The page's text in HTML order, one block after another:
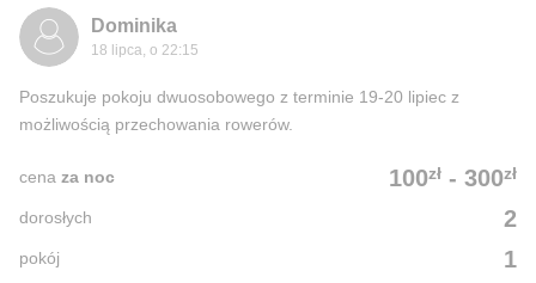
Dominika
18 lipca, o 22:15
Poszukuje pokoju dwuosobowego z terminie 19-20 lipiec z
możliwością przechowania rowerów.
100zł - 300zł
cena za noc
2
dorosłych
1
pokój